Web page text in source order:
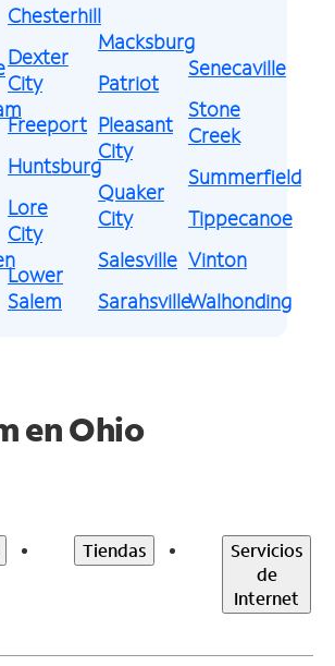
Chesterhill
Dexter
City
Freeport
Huntsburg
Lore
City
Lower
Salem
Macksburg
Patriot
Pleasant
City
Quaker
City
Salesville
Sarahsville
Senecaville
Stone
Creek
Summerfield
Tippecanoe
Vinton
Walhonding
enOhio
Tiendas
Servicios
de
Internet